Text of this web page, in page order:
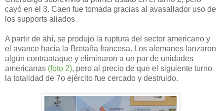
cayó en el 3. Caen fue tomada gracias al avasallador uso de
los supports aliados.
A partir de ahí, se produjo la ruptura del sector americano y
el avance hacia la Bretaña francesa. Los alemanes lanzaron
algún contraataque y eliminaron a un par de unidades
americanas (foto 2), pero al precio de que el siguiente turno
la totalidad de 7o ejército fue cercado y destruido.